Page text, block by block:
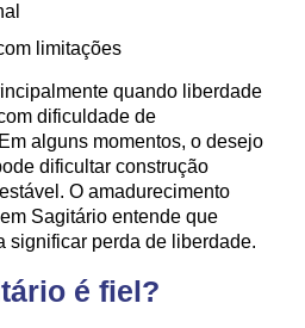
limitações
quando liberdade
dificuldade de
alguns momentos, o desejo
dificultar construção
O amadurecimento
Sagitário entende que
significar perda de liberdade.
é fiel?